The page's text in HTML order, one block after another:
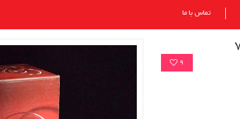
تماس با ما
9